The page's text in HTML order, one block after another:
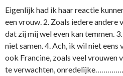
Eigenlijk had ik haar reactie
een vrouw. 2. Zoals iedere
dat zij mij wel even kan temmen.
niet samen. 4. Ach, ik wil niet
ook Francine, zoals veel vrouwen
te verwachten,